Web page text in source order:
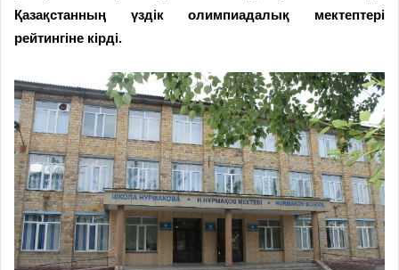
Қазақстанның үздік олимпиадалық мектептері
рейтингіне кірді.